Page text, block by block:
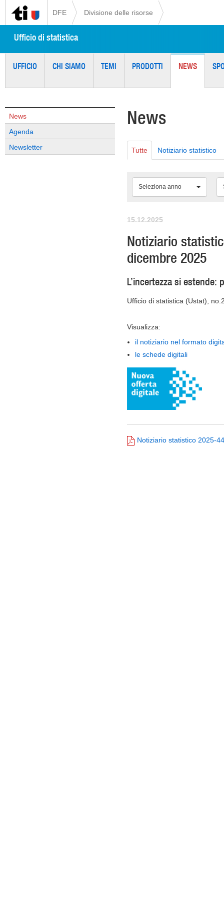
DFE Divisione delle risorse
Ufficio di statistica
UFFICIO CHI SIAMO TEMI PRODOTTI NEWS
News
Agenda
Newsletter
News
Tutte Notiziario statistico
Seleziona anno
15.12.2025
Notiziario
dicembre 2025
L’incertezza si
Ufficio di statistica (Ustat),
Visualizza:
il notiziario nel formato
le schede digitali
Notiziario statistico 2025-44